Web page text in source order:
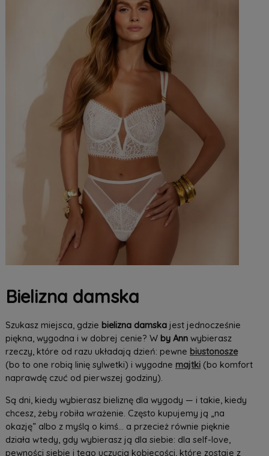
Bielizna damska
Szukasz miejsca, gdzie bielizna damskajest jednocześnie
piękna, wygodna i w dobrej cenie? W by Annwybierasz
rzeczy, które od razu układają dzień: pewne biustonosze
(bo to one robią linię sylwetki) i wygodne majtki(bo komfort
naprawdę czuć od pierwszej godziny).
Są dni, kiedy wybierasz bieliznę dla wygody — i takie, kiedy
chcesz, żeby robiła wrażenie. Często kupujemy ją „na
okazję” albo z myślą o kimś… a przecież równie pięknie
działa wtedy, gdy wybierasz ją dla siebie: dla self-love,
pewności siebie i tego uczucia kobiecości, które zostaje z